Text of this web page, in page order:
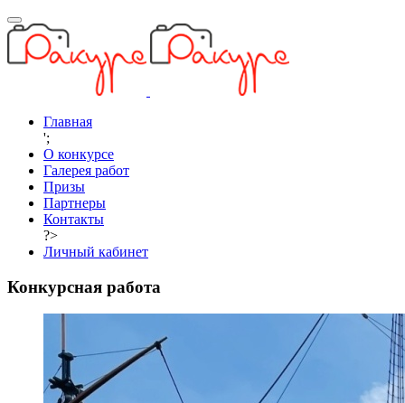
Главная
';
О конкурсе
Галерея работ
Призы
Партнеры
Контакты
?>
Личный кабинет
Конкурсная работа